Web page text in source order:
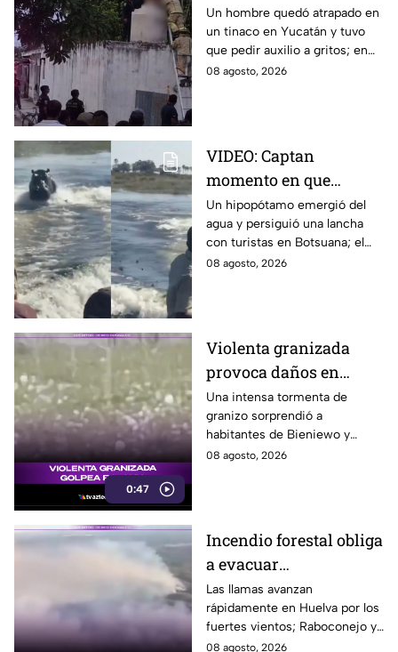
atrapado por más de
dos horas en Yucatán;
así lo encontraron
Un hombre quedó atrapado en
un tinaco en Yucatán y tuvo
que pedir auxilio a gritos; en
redes aseguran que intentaba
08 agosto, 2026
VIDEO: Captan
momento en que
hipopótamo sale del
agua para perseguir a
turistas en lancha
Un hipopótamo emergió del
agua y persiguió una lancha
con turistas en Botsuana; el
guía aceleró a tiempo para
08 agosto, 2026
0:47
Violenta granizada
provoca daños en
vehículos en Polonia
Una intensa tormenta de
granizo sorprendió a
habitantes de Bieniewo y
provocó daños en los cristales
08 agosto, 2026
Incendio forestal obliga
a evacuar
comunidades en
Huelva
Las llamas avanzan
rápidamente en Huelva por los
fuertes vientos; Raboconejo y
Caballón fueron evacuadas
08 agosto, 2026